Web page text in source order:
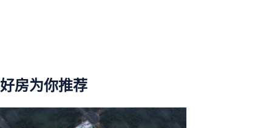
好房为你推荐